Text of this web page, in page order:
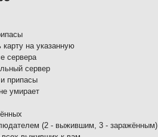
на указанную
сервера
сервер
припасы
умирает
(2 - выжившим, 3 - заражённым)